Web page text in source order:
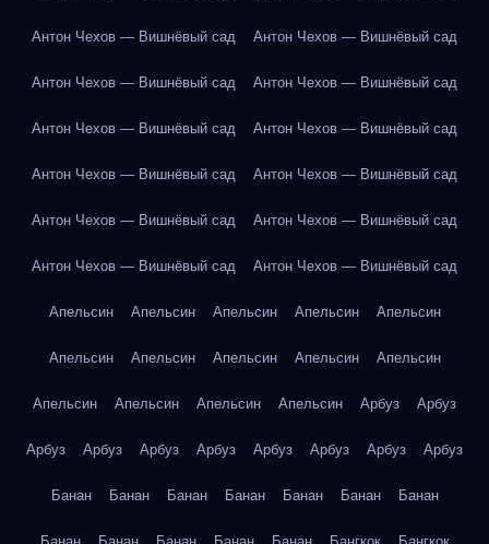
Антон Чехов — Вишнёвый сад Антон Чехов — Вишнёвый сад
Антон Чехов — Вишнёвый сад Антон Чехов — Вишнёвый сад
Антон Чехов — Вишнёвый сад Антон Чехов — Вишнёвый сад
Антон Чехов — Вишнёвый сад Антон Чехов — Вишнёвый сад
Антон Чехов — Вишнёвый сад Антон Чехов — Вишнёвый сад
Антон Чехов — Вишнёвый сад Антон Чехов — Вишнёвый сад
Апельсин Апельсин Апельсин Апельсин Апельсин
Апельсин Апельсин Апельсин Апельсин Апельсин
Апельсин Апельсин Апельсин Апельсин Арбуз Арбуз
Арбуз Арбуз Арбуз Арбуз Арбуз Арбуз Арбуз Арбуз
Банан Банан Банан Банан Банан Банан Банан